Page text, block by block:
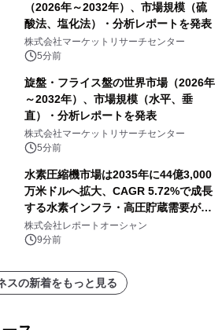
（2026年～2032年）、市場規模（硫
酸法、塩化法）・分析レポートを発表
株式会社マーケットリサーチセンター
5分前
旋盤・フライス盤の世界市場（2026年
～2032年）、市場規模（水平、垂
直）・分析レポートを発表
株式会社マーケットリサーチセンター
5分前
水素圧縮機市場は2035年に44億3,000
万米ドルへ拡大、CAGR 5.72%で成長
する水素インフラ・高圧貯蔵需要が牽
引する市場
株式会社レポートオーシャン
9分前
スの新着をもっと見る